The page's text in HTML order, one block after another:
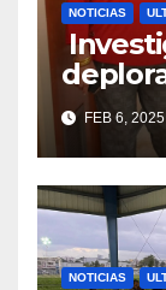
NOTICIAS
de la
FEB 6, 2025
NOTICIAS